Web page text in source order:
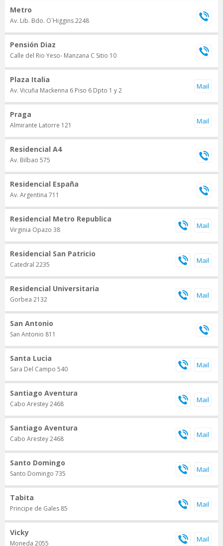
Metro
Av. Lib. Bdo. O´Higgins 2248
Pensión Diaz
Calle del Rio Yeso- Manzana C Sitio 10
Plaza Italia
Av. Vicuña Mackenna 6 Piso 6 Dpto 1 y 2
Praga
Almirante Latorre 121
Residencial A4
Av. Bilbao 575
Residencial España
Av. Argentina 711
Residencial Metro Republica
Virginia Opazo 38
Residencial San Patricio
Catedral 2235
Residencial Universitaria
Gorbea 2132
San Antonio
San Antonio 811
Santa Lucia
Sara Del Campo 540
Santiago Aventura
Cabo Arestey 2468
Santiago Aventura
Cabo Arestey 2468
Santo Domingo
Santo Domingo 735
Tabita
Principe de Gales 85
Vicky
Moneda 2055